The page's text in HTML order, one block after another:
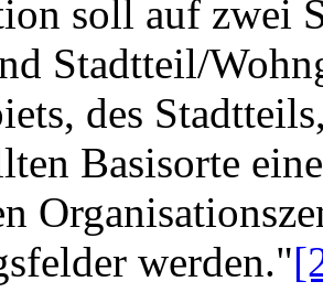
soll auf zwei
Stadtteil/
des
Basisorte
werden."